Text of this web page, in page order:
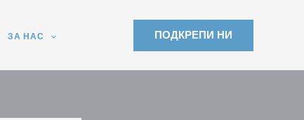
ЗА НАС ПОДКРЕПИ НИ